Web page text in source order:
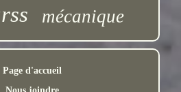
mécanique
Page d'accueil